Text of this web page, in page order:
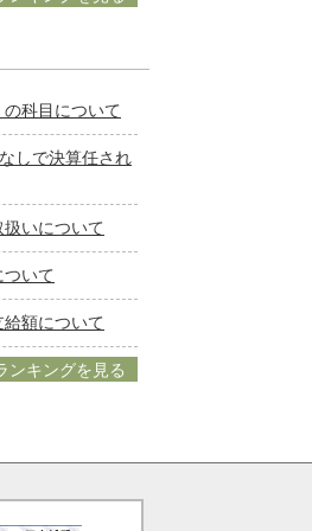
科目について
しで決算任され
いについて
いて
額について
ンキングを見る